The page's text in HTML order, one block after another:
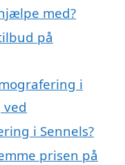
med?
på
i
i Sennels?
prisen på